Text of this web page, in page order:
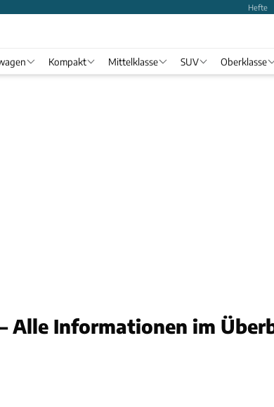
Hefte
Kompakt Mittelklasse SUV Oberklasse
Alle Informationen im